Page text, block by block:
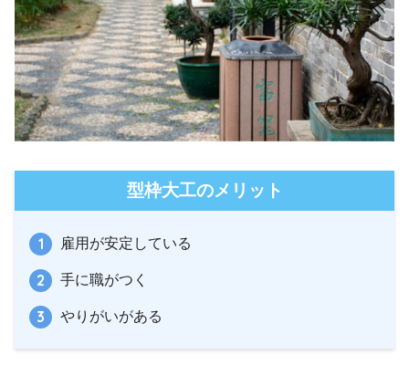
型枠大工のメリット
雇用が安定している
手に職がつく
やりがいがある